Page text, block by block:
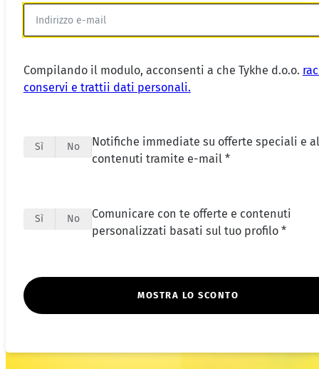
Compilando il modulo, acconsenti a che Tykhe d.o.o.
conservi e trattii dati personali.
Sì No
Notifiche immediate su offerte speciali e
contenuti tramite e-mail *
Sì No
Comunicare con te offerte e contenuti
personalizzati basati sul tuo profilo *
MOSTRA LO SCONTO